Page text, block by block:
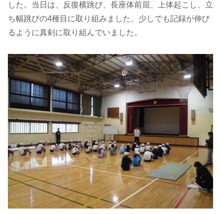
した。当日は、反復横跳び、長座体前屈、上体起こし、立
ち幅跳びの4種目に取り組みました。少しでも記録が伸び
るように真剣に取り組んでいました。